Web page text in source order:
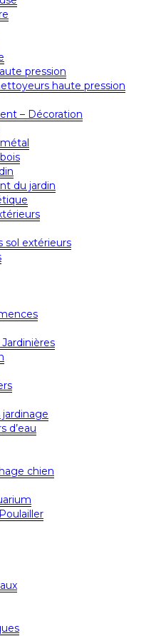
pression
haute pression
– Décoration
du jardin
sol extérieurs
d’eau
chien